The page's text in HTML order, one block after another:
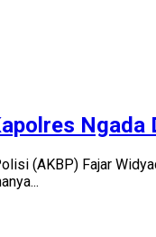
(AKBP) Fajar